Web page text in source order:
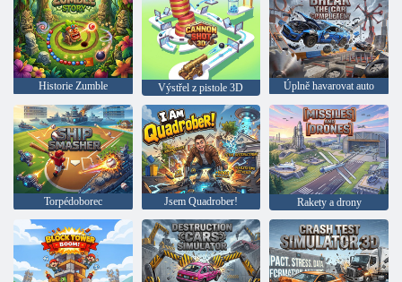
Historie Zumble Výstřel z pistole 3D Úplně havarovat auto
Torpédoborec Jsem Quadrober! Rakety a drony